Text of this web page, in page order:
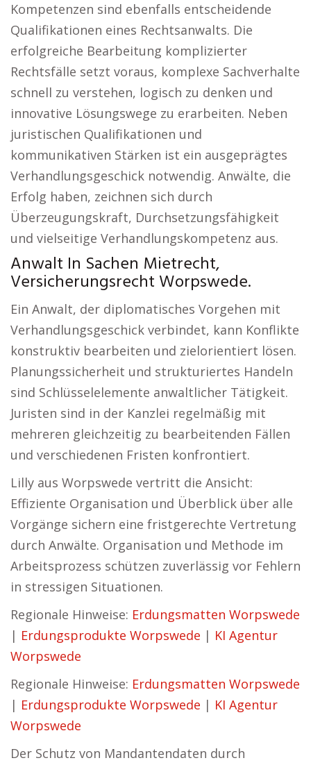
Kompetenzen sind ebenfalls entscheidende
Qualifikationen eines Rechtsanwalts. Die
erfolgreiche Bearbeitung komplizierter
Rechtsfälle setzt voraus, komplexe Sachverhalte
schnell zu verstehen, logisch zu denken und
innovative Lösungswege zu erarbeiten. Neben
juristischen Qualifikationen und
kommunikativen Stärken ist ein ausgeprägtes
Verhandlungsgeschick notwendig. Anwälte, die
Erfolg haben, zeichnen sich durch
Überzeugungskraft, Durchsetzungsfähigkeit
und vielseitige Verhandlungskompetenz aus.
Anwalt In Sachen Mietrecht,
Versicherungsrecht Worpswede.
Ein Anwalt, der diplomatisches Vorgehen mit
Verhandlungsgeschick verbindet, kann Konflikte
konstruktiv bearbeiten und zielorientiert lösen.
Planungssicherheit und strukturiertes Handeln
sind Schlüsselelemente anwaltlicher Tätigkeit.
Juristen sind in der Kanzlei regelmäßig mit
mehreren gleichzeitig zu bearbeitenden Fällen
und verschiedenen Fristen konfrontiert.
Lilly aus Worpswede vertritt die Ansicht:
Effiziente Organisation und Überblick über alle
Vorgänge sichern eine fristgerechte Vertretung
durch Anwälte. Organisation und Methode im
Arbeitsprozess schützen zuverlässig vor Fehlern
in stressigen Situationen.
Regionale Hinweise: Erdungsmatten Worpswede
| Erdungsprodukte Worpswede | KI Agentur
Worpswede
Regionale Hinweise: Erdungsmatten Worpswede
| Erdungsprodukte Worpswede | KI Agentur
Worpswede
Der Schutz von Mandantendaten durch